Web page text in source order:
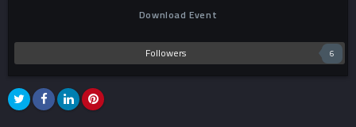
Download Event
Followers 6